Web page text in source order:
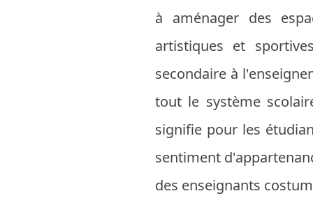
à aménager des
artistiques et
secondaire à
tout le système
signifie pour les
sentiment
des enseignants